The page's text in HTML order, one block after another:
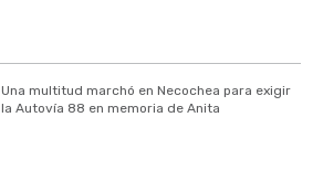
Una multitud marchó en Necochea para exigir
la Autovía 88 en memoria de Anita